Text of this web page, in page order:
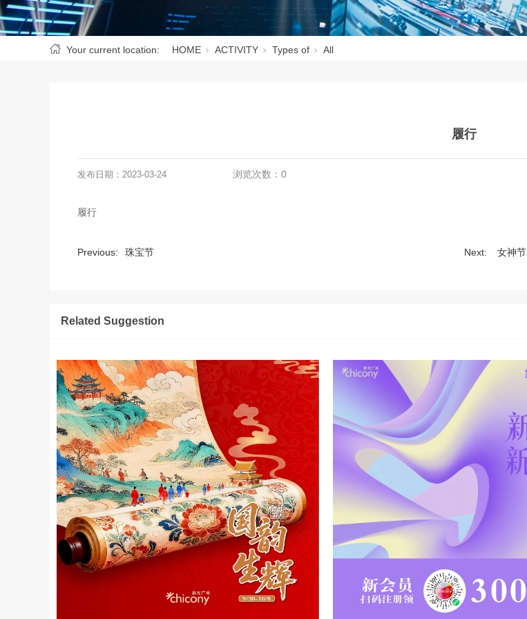
Your current location: HOME ACTIVITY Types of All
履行
发布日期： 2023-03-24 浏览次数： 0
履行
Previous: 珠宝节 Next: 女神节
Related Suggestion